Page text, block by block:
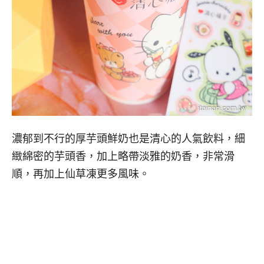
濃郁到不行的厚芋頭鮮奶也是清心的人氣飲料，細
緻綿密的芋頭香，加上略帶淡雅的奶香，非常滑
順，再加上仙草凍更多風味。